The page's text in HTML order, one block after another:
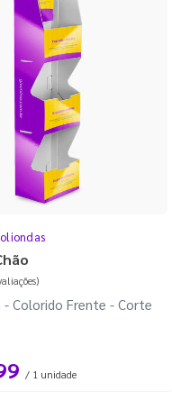
- Colorido Frente - Corte
/ 1 unidade